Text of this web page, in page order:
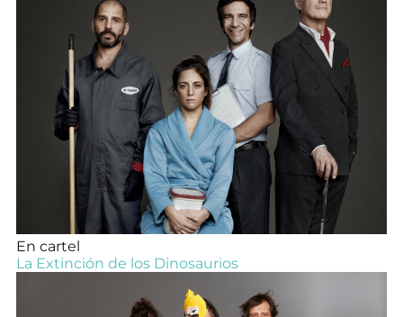
En cartel
La Extinción de los Dinosaurios